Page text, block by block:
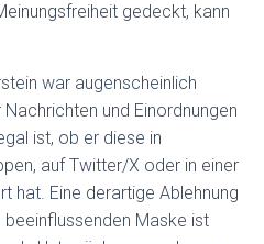
gedeckt, kann
war augenscheinlich
und Einordnungen
ist, ob er diese in
auf Twitter/X oder in einer
hat. Eine derartige Ablehnung
Maske ist